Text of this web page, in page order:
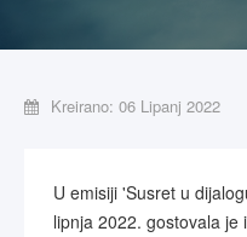
Kreirano: 06 Lipanj 2022
U emisiji 'Susret u
lipnja 2022. gostovala je